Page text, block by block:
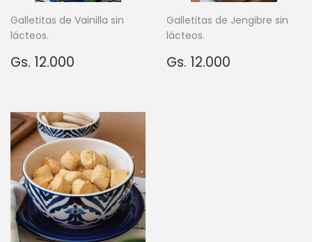
Galletitas de Vainilla sin
lácteos.
Precio
Gs. 12.000
Galletitas de Jengibre sin
lácteos.
Precio
Gs. 12.000